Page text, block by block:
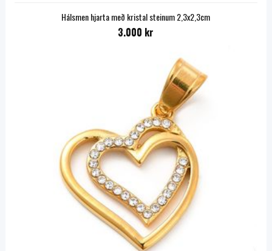
Hálsmen hjarta með kristal steinum 2,3x2,3cm
3.000 kr